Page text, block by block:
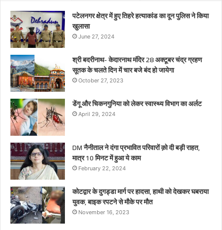
पटेलनगर क्षेत्र में हुए तिहरे हत्याकांड का दून पुलिस ने किया
खुलासा
June 27, 2024
श्री बदरीनाथ- केदारनाथ मंदिर 28 अक्टूबर चंद्र ग्रहण
सूतक के चलते दिन में चार बजे बंद हो जायेगा
October 27, 2023
डेंगू और चिकनगुनिया को लेकर स्वास्थ्य विभाग का अर्लट
April 29, 2024
DM नैनीताल ने दंगा प्रभावित परिवारों क़ो दी बड़ी राहत,
मात्र 10 मिनट में हुआ ये काम
February 22, 2024
कोटद्वार के दुगड्डा मार्ग पर हादसा, हाथी को देखकर घबराया
युवक, बाइक रपटने से मौके पर मौत
November 16, 2023